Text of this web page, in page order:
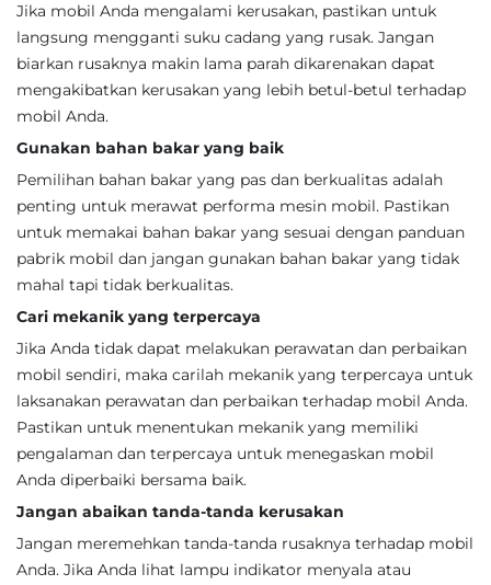
Jika mobil Anda mengalami kerusakan, pastikan untuk
langsung mengganti suku cadang yang rusak. Jangan
biarkan rusaknya makin lama parah dikarenakan dapat
mengakibatkan kerusakan yang lebih betul-betul terhadap
mobil Anda.
Gunakan bahan bakar yang baik
Pemilihan bahan bakar yang pas dan berkualitas adalah
penting untuk merawat performa mesin mobil. Pastikan
untuk memakai bahan bakar yang sesuai dengan panduan
pabrik mobil dan jangan gunakan bahan bakar yang tidak
mahal tapi tidak berkualitas.
Cari mekanik yang terpercaya
Jika Anda tidak dapat melakukan perawatan dan perbaikan
mobil sendiri, maka carilah mekanik yang terpercaya untuk
laksanakan perawatan dan perbaikan terhadap mobil Anda.
Pastikan untuk menentukan mekanik yang memiliki
pengalaman dan terpercaya untuk menegaskan mobil
Anda diperbaiki bersama baik.
Jangan abaikan tanda-tanda kerusakan
Jangan meremehkan tanda-tanda rusaknya terhadap mobil
Anda. Jika Anda lihat lampu indikator menyala atau